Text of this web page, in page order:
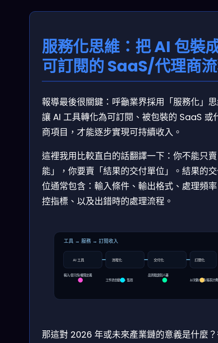
服務化思維：把 AI 包裝
可訂閱的 SaaS/代理商
報導最後很關鍵：呼籲業界採用「服務化」
讓 AI 工具轉化為可訂閱、被包裝的 SaaS 或
商項目，才能逐步實現可持續收入。
這裡我用比較直白的話翻譯一下：你不能只
能」，你要賣「結果的交付單位」。結果的
位通常包含：輸入條件、輸出格式、處理頻
控指標、以及出錯時的處理流程。
工具 → 服務 → 訂閱收入
AI 工具 流程化 交付化 訂閱化
輸入/提示詞/權限定義
工作流自動化 + 監控
品質驗證與人審
以次數/流量/報表計
那這對 2026 年或未來產業鏈的意義是什麼